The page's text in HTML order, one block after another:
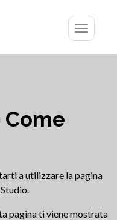
Toggle
a utilizzare la pagina
pagina ti viene mostrata